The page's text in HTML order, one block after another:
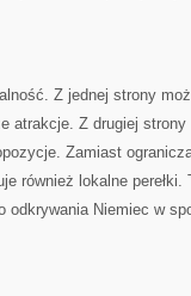
Z jednej strony
atrakcje. Z drugiej
Zamiast
również lokalne perełki.
odkrywania Niemiec w